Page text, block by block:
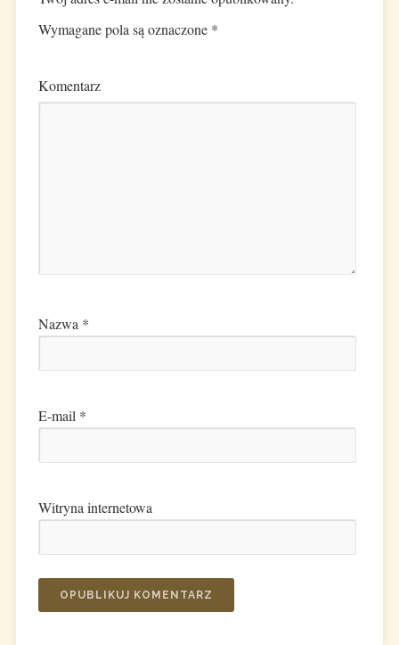
Wymagane pola są oznaczone *
Komentarz
Nazwa *
E-mail *
Witryna internetowa